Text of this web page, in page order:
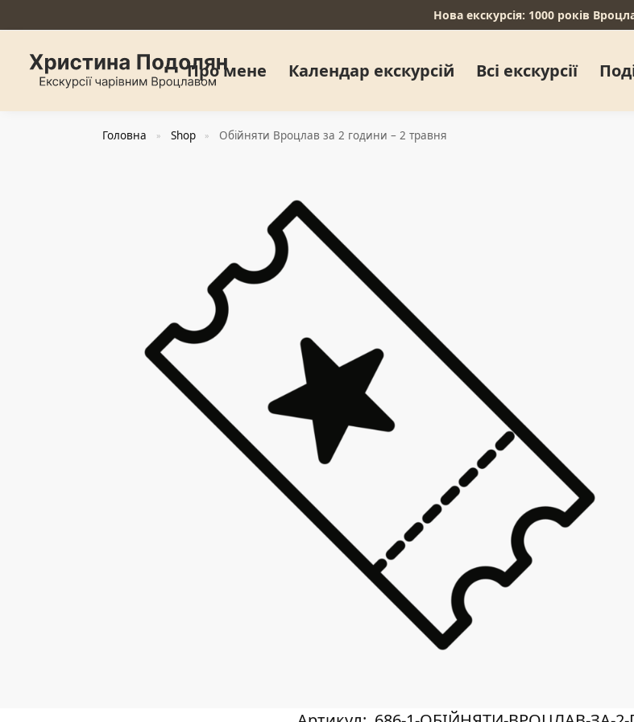
Нова екскурсія: 1000 років
Про мене Календар екскурсій Всі екскурсії
Головна » Shop » Обійняти Вроцлав за 2 години – 2 травня